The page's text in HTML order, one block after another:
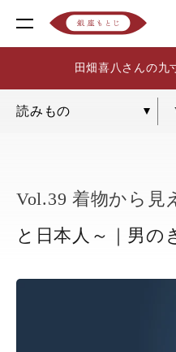
田畑喜八さんの九
Vol.39 着物から見
と日本人～｜男の